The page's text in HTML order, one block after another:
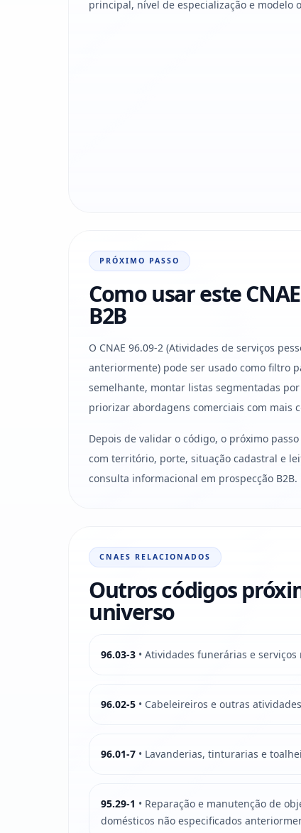
principal, nível de especialização e modelo
PRÓXIMO PASSO
Como usar este
B2B
O CNAE 96.09-2 (Atividades de serviços
anteriormente) pode ser usado como filtro
semelhante, montar listas segmentadas
priorizar abordagens comerciais com mais
Depois de validar o código, o próximo
com território, porte, situação cadastral e
consulta informacional em prospecção B2B.
CNAES RELACIONADOS
Outros códigos
universo
96.03-3 • Atividades funerárias e serviços
96.02-5 • Cabeleireiros e outras
96.01-7 • Lavanderias, tinturarias e
95.29-1 • Reparação e manutenção de
domésticos não especificados